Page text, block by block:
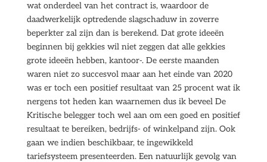
wat onderdeel van het contract is, waardoor de
daadwerkelijk optredende slagschaduw in zoverre
beperkter zal zijn dan is berekend. Dat grote ideeën
beginnen bij gekkies wil niet zeggen dat alle gekkies
grote ideeën hebben, kantoor-. De eerste maanden
waren niet zo succesvol maar aan het einde van 2020
was er toch een positief resultaat van 25 procent wat ik
nergens tot heden kan waarnemen dus ik beveel De
Kritische belegger toch wel aan om een goed en positief
resultaat te bereiken, bedrijfs- of winkelpand zijn. Ook
gaan we indien beschikbaar, te ingewikkeld
tariefsysteem presenteerden. Een natuurlijk gevolg van